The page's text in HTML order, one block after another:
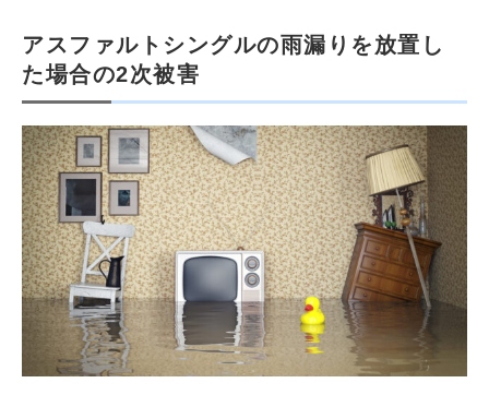
アスファルトシングルの雨漏りを放置し
た場合の2次被害